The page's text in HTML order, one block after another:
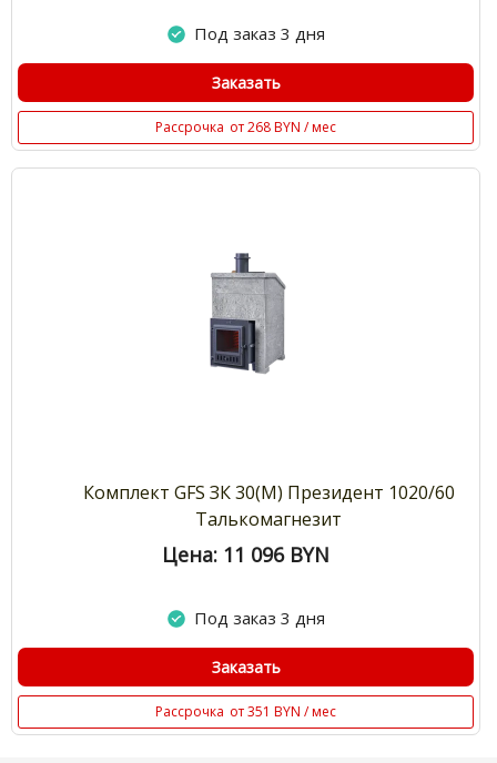
Под заказ 3 дня
Заказать
Рассрочка от 268 BYN / мес
Комплект GFS ЗК 30(М) Президент 1020/60
Талькомагнезит
Цена: 11 096 BYN
Под заказ 3 дня
Заказать
Рассрочка от 351 BYN / мес